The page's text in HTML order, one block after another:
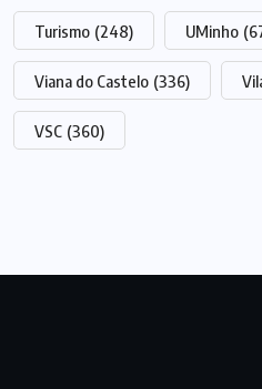
Turismo (248) UMinho
Viana do Castelo (336)
VSC (360)